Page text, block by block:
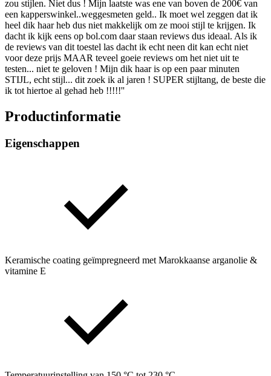
zou stijlen. Niet dus ! Mijn laatste was ene van boven de 200€ van
een kapperswinkel..weggesmeten geld.. Ik moet wel zeggen dat ik
heel dik haar heb dus niet makkelijk om ze mooi stijl te krijgen. Ik
dacht ik kijk eens op bol.com daar staan reviews dus ideaal. Als ik
de reviews van dit toestel las dacht ik echt neen dit kan echt niet
voor deze prijs MAAR teveel goeie reviews om het niet uit te
testen... niet te geloven ! Mijn dik haar is op een paar minuten
STIJL, echt stijl... dit zoek ik al jaren ! SUPER stijltang, de beste die
ik tot hiertoe al gehad heb !!!!!''
Productinformatie
Eigenschappen
Keramische coating geïmpregneerd met Marokkaanse arganolie &
vitamine E